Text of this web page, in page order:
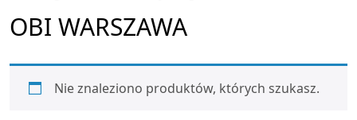
OBI WARSZAWA
Nie znaleziono produktów, których szukasz.